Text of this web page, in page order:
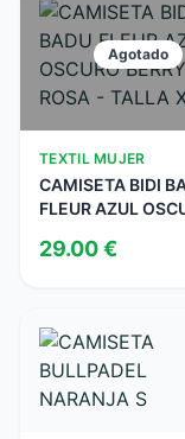
Agotado
TEXTIL MUJER
CAMISETA BIDI
FLEUR AZUL
BERRY ROSA -
XS
29.00€